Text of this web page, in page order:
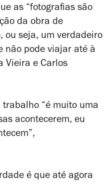
as “fotografias são
da obra de
ou seja, um verdadeiro
não pode viajar até à
Vieira e Carlos
“é muito uma
acontecerem, eu
é que até agora